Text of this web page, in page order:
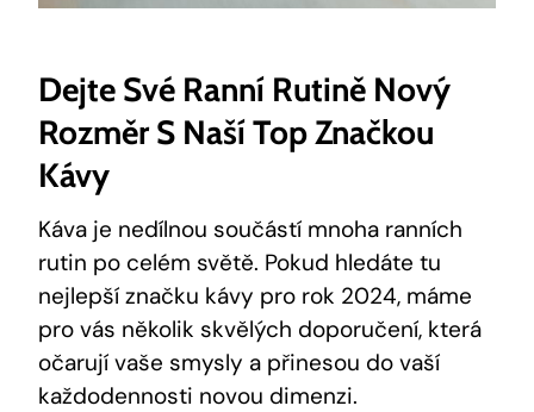
Dejte ⁣své Ranní Rutině Nový
Rozměr S ‌naší Top Značkou
Kávy
Káva je nedílnou součástí mnoha ranních
rutin po celém světě. Pokud hledáte tu
nejlepší značku kávy pro rok 2024, máme
pro vás několik skvělých doporučení, která
očarují vaše smysly a ⁤přinesou do ⁢vaší
každodennosti novou dimenzi.